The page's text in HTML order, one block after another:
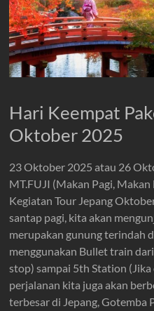
Hari Keempat
Oktober 2025
23 Oktober 2025 atau 26
MT.FUJI (Makan Pagi, Makan
Kegiatan Tour Jepang
santap pagi, kita akan
merupakan gunung terindah
menggunakan Bullet train
stop) sampai 5th Station (Jika
perjalanan kita juga akan
terbesar di Jepang, Gotemba